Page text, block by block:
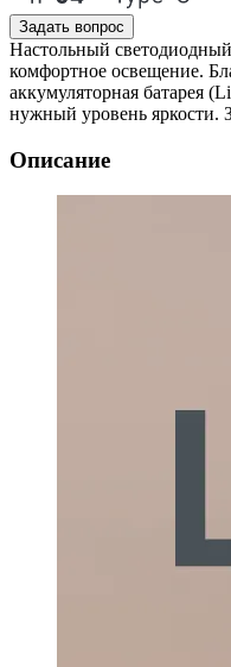
Задать вопрос
Настольный
комфортное освещение.
аккумуляторная батарея
нужный уровень яркости.
Описание